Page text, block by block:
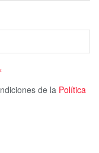
de la Política